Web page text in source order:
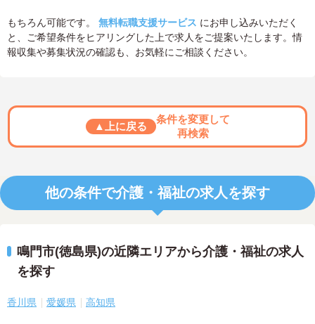
もちろん可能です。 無料転職支援サービス にお申し込みいただく
と、ご希望条件をヒアリングした上で求人をご提案いたします。情
報収集や募集状況の確認も、お気軽にご相談ください。
▲上に戻る
条件を変更して
再検索
他の条件で介護・福祉の求人を探す
鳴門市(徳島県)の近隣エリアから介護・福祉の求人
を探す
香川県 愛媛県 高知県